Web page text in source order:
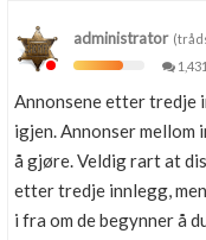
administrator
1,431
Annonsene etter tredje
igjen. Annonser
å gjøre. Veldig rart at
etter tredje innlegg,
i fra om de begynner å